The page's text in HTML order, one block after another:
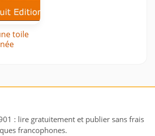
toile
: lire gratuitement et publier sans frais
francophones.